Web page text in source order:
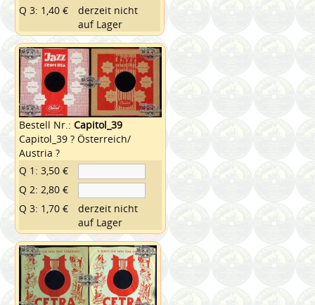
Q 3: 1,40 €
derzeit nicht
auf Lager
Bestell Nr.:Capitol_39
Capitol_39 ? Österreich/
Austria ?
Q 1: 3,50 €
Q 2: 2,80 €
Q 3: 1,70 €
derzeit nicht
auf Lager